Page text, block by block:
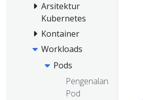
Arsitektur
Kubernetes
Kontainer
Workloads
Pods
Pengenalan
Pod